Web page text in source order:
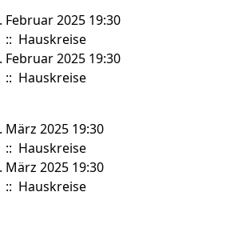
2025 19:30
:: Hauskreise
2025 19:30
:: Hauskreise
2025 19:30
:: Hauskreise
2025 19:30
:: Hauskreise